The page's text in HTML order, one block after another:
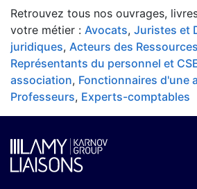
Retrouvez tous nos ouvrages,
votre métier : Avocats, Juristes et
juridiques, Acteurs des
Représentants du personnel et
association, Fonctionnaires d'une
Professeurs, Experts-comptables